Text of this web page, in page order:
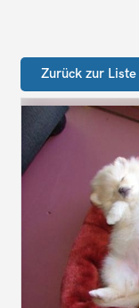
Zurück zur Liste